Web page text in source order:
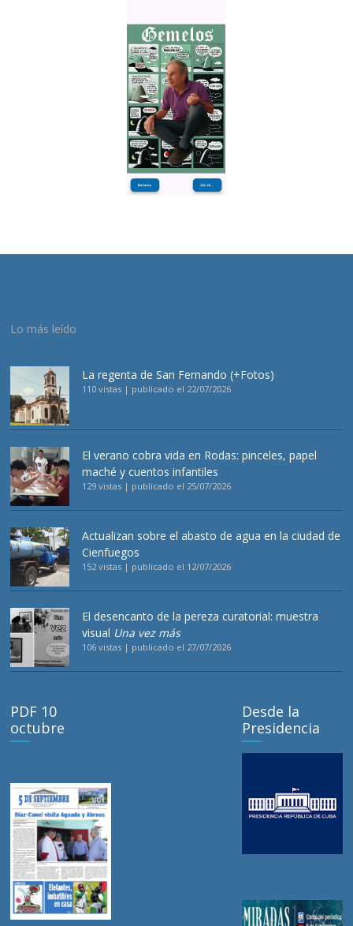
Lo más leído
La regenta de San Fernando (+Fotos)
110 vistas | publicado el 22/07/2026
El verano cobra vida en Rodas: pinceles, papel
maché y cuentos infantiles
129 vistas | publicado el 25/07/2026
Actualizan sobre el abasto de agua en la ciudad de
Cienfuegos
152 vistas | publicado el 12/07/2026
El desencanto de la pereza curatorial: muestra
visual Una vez más
106 vistas | publicado el 27/07/2026
PDF 10
octubre
Desde la
Presidencia